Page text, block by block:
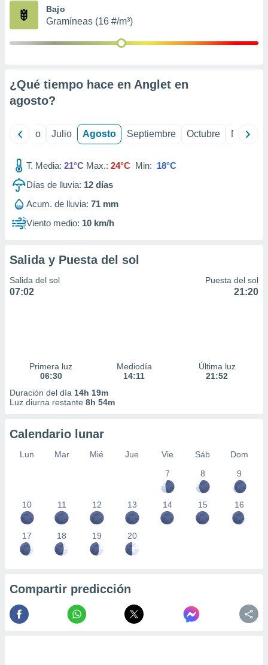
publicidad
1199
Bajo
Gramíneas (16 #/m³)
¿Qué tiempo hace en Anglet en
agosto?
Junio Julio Agosto Septiembre Octubre
T. Media: 21°C Max.: 24°C Min: 18°C
Días de lluvia: 12 días
Acum. de lluvia: 71 mm
Viento medio: 10 km/h
Salida y Puesta del sol
Salida del sol
07:02
Puesta del sol
21:20
Primera luz
06:30
Mediodía
14:11
Última luz
21:52
Duración del día 14h 19m
Luz diurna restante 8h 54m
Calendario lunar
Lun Mar Mié Jue Vie Sáb
Dom
7
8 9
10 11 12 13 14 15 16
17 18 19 20
Compartir predicción